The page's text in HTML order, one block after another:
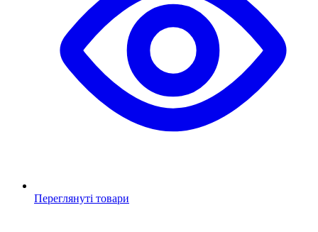
Переглянуті товари